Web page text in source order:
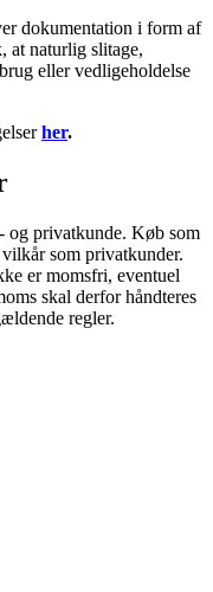
dokumentation i form af
at naturlig slitage,
eller vedligeholdelse
her.
og privatkunde. Køb som
som privatkunder.
er momsfri, eventuel
skal derfor håndteres
regler.